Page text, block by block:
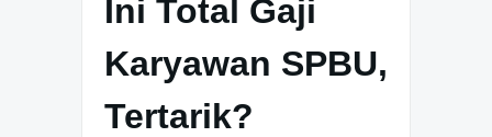
Ini Total Gaji
Karyawan SPBU,
Tertarik?